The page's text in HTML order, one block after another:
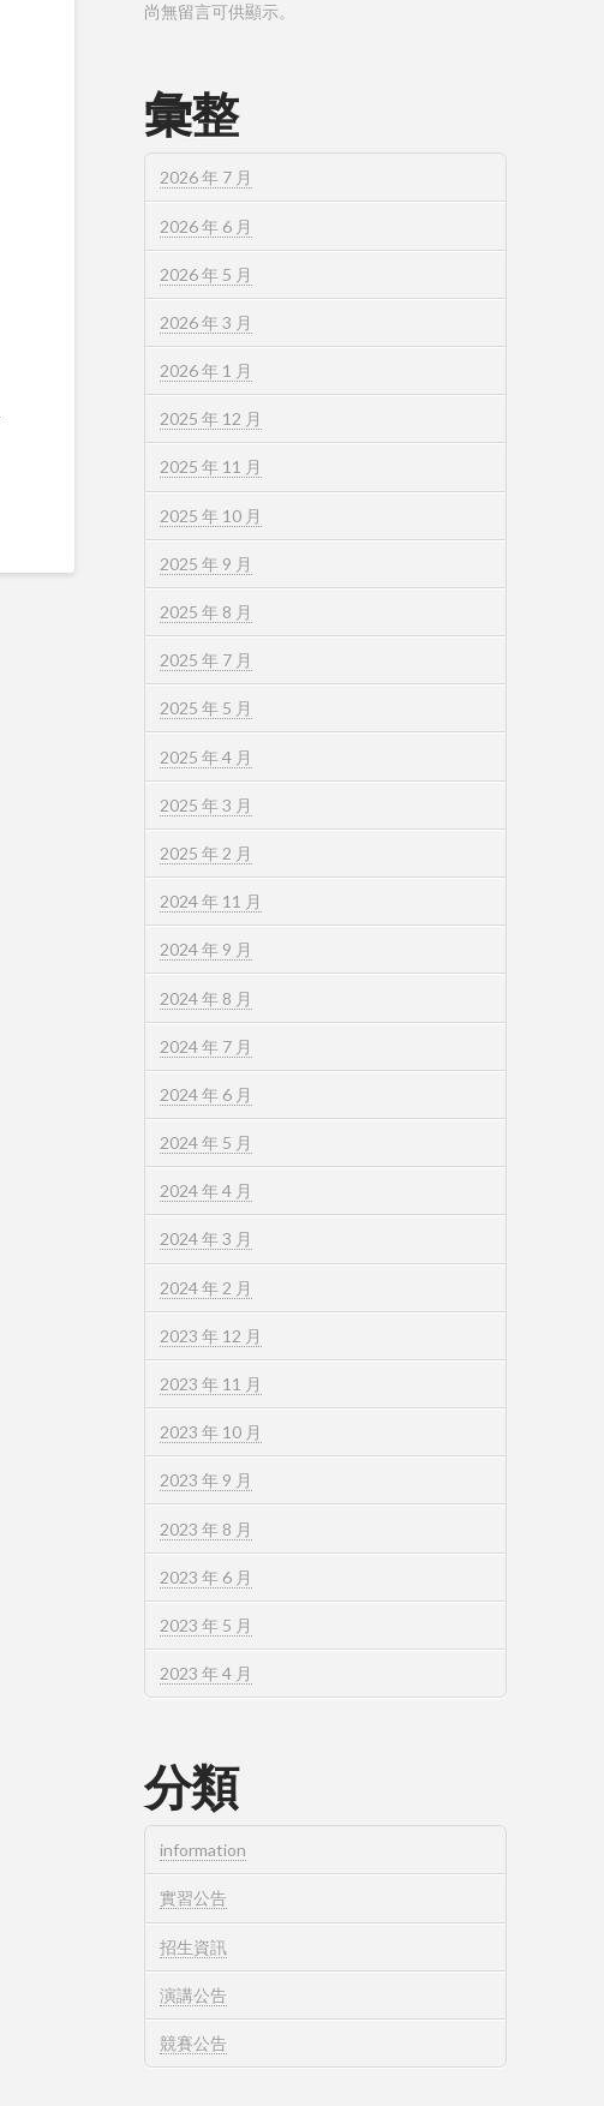
尚無留言可供顯示。
彙整
2026 年 7 月
2026 年 6 月
2026 年 5 月
2026 年 3 月
2026 年 1 月
2025 年 12 月
2025 年 11 月
2025 年 10 月
2025 年 9 月
2025 年 8 月
2025 年 7 月
2025 年 5 月
2025 年 4 月
2025 年 3 月
2025 年 2 月
2024 年 11 月
2024 年 9 月
2024 年 8 月
2024 年 7 月
2024 年 6 月
2024 年 5 月
2024 年 4 月
2024 年 3 月
2024 年 2 月
2023 年 12 月
2023 年 11 月
2023 年 10 月
2023 年 9 月
2023 年 8 月
2023 年 6 月
2023 年 5 月
2023 年 4 月
分類
information
實習公告
招生資訊
演講公告
競賽公告